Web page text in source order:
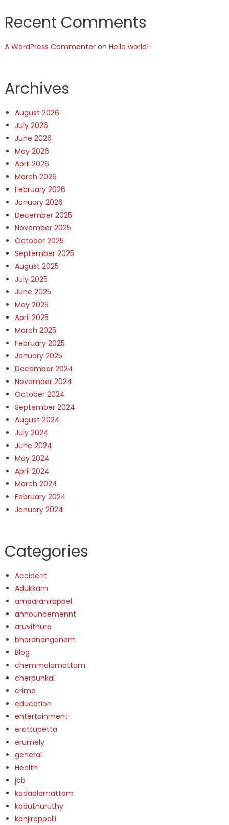
Recent Comments
A WordPress Commenteron Hello world!
Archives
August 2026
July 2026
June 2026
May 2026
April 2026
March 2026
February 2026
January 2026
December 2025
November 2025
October 2025
September 2025
August 2025
July 2025
June 2025
May 2025
April 2025
March 2025
February 2025
January 2025
December 2024
November 2024
October 2024
September 2024
August 2024
July 2024
June 2024
May 2024
April 2024
March 2024
February 2024
January 2024
Categories
Accident
Adukkam
amparanirappel
announcemennt
aruvithura
bharananganam
Blog
chemmalamattam
cherpunkal
crime
education
entertainment
erattupetta
erumely
general
Health
job
kadaplamattam
kaduthuruthy
kanjirappalli